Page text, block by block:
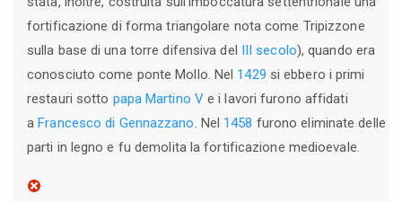
fortificazione di forma triangolare nota come Tripizzone
sulla base di una torre difensiva del III secolo), quando era
conosciuto come ponte Mollo. Nel 1429 si ebbero i primi
restauri sotto papa Martino Ve i lavori furono affidati
aFrancesco di Gennazzano . Nel 1458 furono eliminate delle
parti in legno e fu demolita la fortificazione medioevale.